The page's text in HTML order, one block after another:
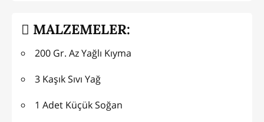
MALZEMELER:
200 Gr. Az Yağlı Kıyma
3 Kaşık Sıvı Yağ
1 Adet Küçük Soğan